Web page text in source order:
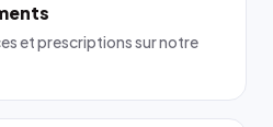
et prescriptions sur notre